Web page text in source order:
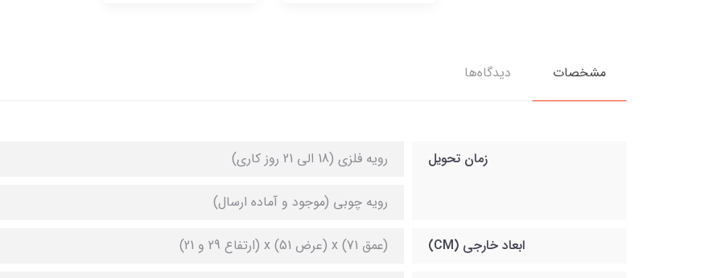
مشخصات دیدگاه‌ها
زمان تحویل رویه فلزی (18 الی 21 روز کاری)
رویه چوبی (موجود و آماده ارسال)
ابعاد خارجی (CM) (عمق 71) x (عرض 51) x (ارتفاع 29 و 21)